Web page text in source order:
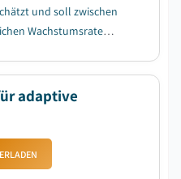
und soll zwischen
Wachstumsrate
adaptive